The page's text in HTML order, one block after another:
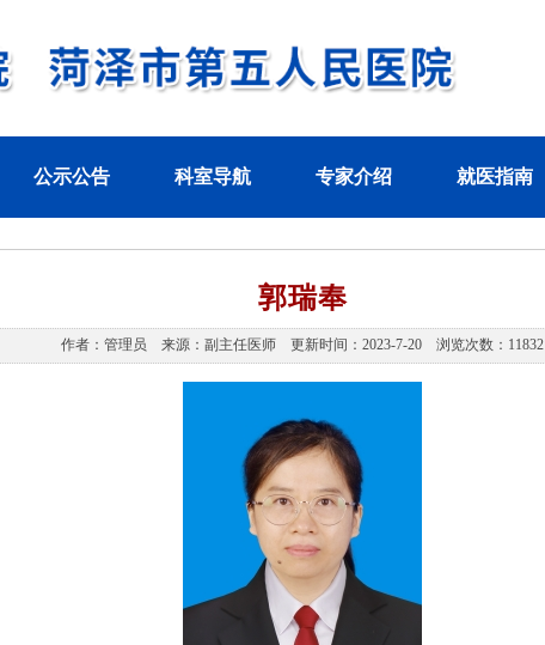
公示公告 科室导航 专家介绍 就医指南
郭瑞奉
作者：管理员 来源：副主任医师 更新时间：2023-7-20 浏览次数：11832